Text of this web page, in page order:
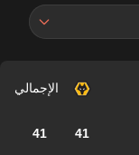
الإجمالي
41
41